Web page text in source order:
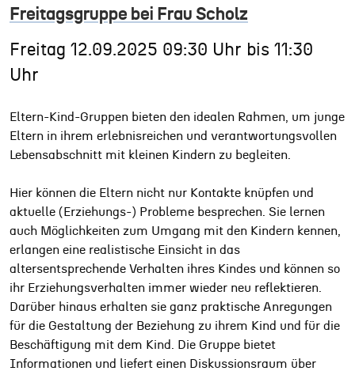
Freitagsgruppe bei Frau Scholz
Freitag 12.09.2025 09:30 Uhr bis 11:30
Uhr
Eltern-Kind-Gruppen bieten den idealen Rahmen, um junge
Eltern in ihrem erlebnisreichen und verantwortungsvollen
Lebensabschnitt mit kleinen Kindern zu begleiten.
Hier können die Eltern nicht nur Kontakte knüpfen und
aktuelle (Erziehungs-) Probleme besprechen. Sie lernen
auch Möglichkeiten zum Umgang mit den Kindern kennen,
erlangen eine realistische Einsicht in das
altersentsprechende Verhalten ihres Kindes und können so
ihr Erziehungsverhalten immer wieder neu reflektieren.
Darüber hinaus erhalten sie ganz praktische Anregungen
für die Gestaltung der Beziehung zu ihrem Kind und für die
Beschäftigung mit dem Kind. Die Gruppe bietet
Informationen und liefert einen Diskussionsraum über